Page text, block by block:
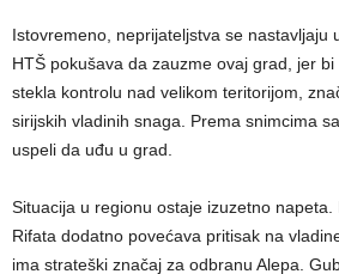
Istovremeno, neprijateljstva se nastavljaju
HTŠ pokušava da zauzme ovaj grad, jer
stekla kontrolu nad velikom teritorijom,
sirijskih vladinih snaga. Prema snimcima
uspeli da uđu u grad.
Situacija u regionu ostaje izuzetno
Rifata dodatno povećava pritisak na
ima strateški značaj za odbranu Alepa.